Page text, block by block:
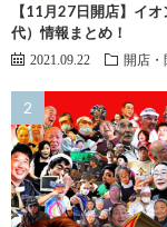
【11月27日開店】イ
代）情報まとめ！
2021.09.22 開店・